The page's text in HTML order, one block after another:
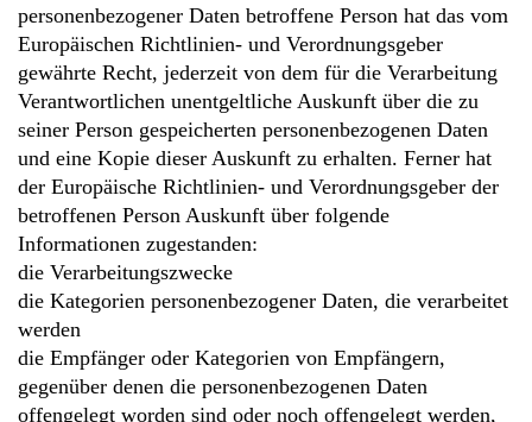
personenbezogener Daten betroffene Person hat das vom
Europäischen Richtlinien- und Verordnungsgeber
gewährte Recht, jederzeit von dem für die Verarbeitung
Verantwortlichen unentgeltliche Auskunft über die zu
seiner Person gespeicherten personenbezogenen Daten
und eine Kopie dieser Auskunft zu erhalten. Ferner hat
der Europäische Richtlinien- und Verordnungsgeber der
betroffenen Person Auskunft über folgende
Informationen zugestanden:
die Verarbeitungszwecke
die Kategorien personenbezogener Daten, die verarbeitet
werden
die Empfänger oder Kategorien von Empfängern,
gegenüber denen die personenbezogenen Daten
offengelegt worden sind oder noch offengelegt werden,